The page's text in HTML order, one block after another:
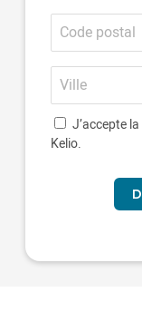
Code
postal
Ville
J’accepte la
Kelio.